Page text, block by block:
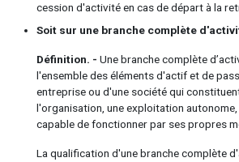
cession d'activité en cas de départ à la
Soit sur une branche complète
Définition. - Une branche complète
l'ensemble des éléments d'actif et de
entreprise ou d'une société qui
l'organisation, une exploitation
capable de fonctionner par ses propres
La qualification d'une branche complète